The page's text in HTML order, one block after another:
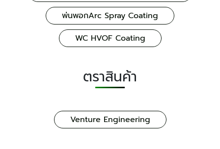
พ่นพอกArc Spray Coating
WC HVOF Coating
ตราสินค้า
Venture Engineering